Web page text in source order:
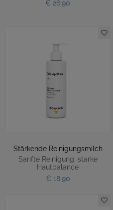
€ 26,90
Stärkende Reinigungsmilch
Sanfte Reinigung, starke
Hautbalance
€ 18,90